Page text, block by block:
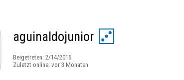
aguinaldojunior
Beigetreten: 2/14/2016
Zuletzt online: vor 3 Monaten